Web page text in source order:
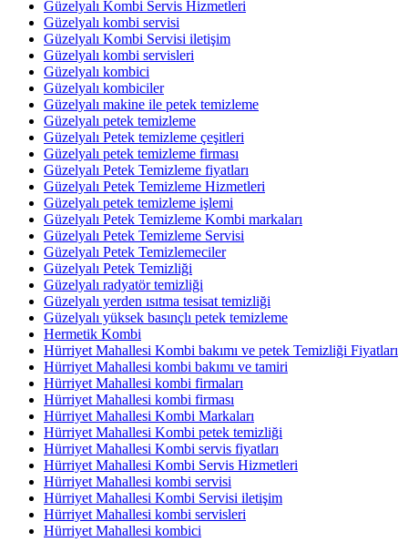
Güzelyalı Kombi Servis Hizmetleri
Güzelyalı kombi servisi
Güzelyalı Kombi Servisi iletişim
Güzelyalı kombi servisleri
Güzelyalı kombici
Güzelyalı kombiciler
Güzelyalı makine ile petek temizleme
Güzelyalı petek temizleme
Güzelyalı Petek temizleme çeşitleri
Güzelyalı petek temizleme firması
Güzelyalı Petek Temizleme fiyatları
Güzelyalı Petek Temizleme Hizmetleri
Güzelyalı petek temizleme işlemi
Güzelyalı Petek Temizleme Kombi markaları
Güzelyalı Petek Temizleme Servisi
Güzelyalı Petek Temizlemeciler
Güzelyalı Petek Temizliği
Güzelyalı radyatör temizliği
Güzelyalı yerden ısıtma tesisat temizliği
Güzelyalı yüksek basınçlı petek temizleme
Hermetik Kombi
Hürriyet Mahallesi Kombi bakımı ve petek Temizliği Fiyatları
Hürriyet Mahallesi kombi bakımı ve tamiri
Hürriyet Mahallesi kombi firmaları
Hürriyet Mahallesi kombi firması
Hürriyet Mahallesi Kombi Markaları
Hürriyet Mahallesi Kombi petek temizliği
Hürriyet Mahallesi Kombi servis fiyatları
Hürriyet Mahallesi Kombi Servis Hizmetleri
Hürriyet Mahallesi kombi servisi
Hürriyet Mahallesi Kombi Servisi iletişim
Hürriyet Mahallesi kombi servisleri
Hürriyet Mahallesi kombici